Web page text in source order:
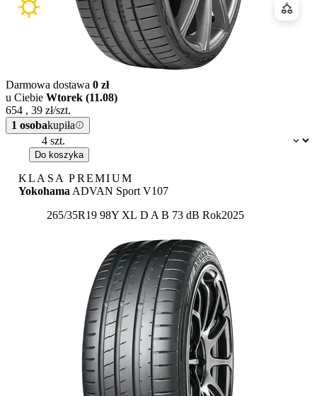
Dostępność:
Darmowa dostawa 0 zł
u Ciebie Wtorek (11.08)
654 , 39 zł/szt.
1 osobakupiła
Do koszyka
KLASA PREMIUM
Yokohama ADVAN Sport V107
265/35R19 98Y XL Etykieta:
D A B 73 dB Rok2025